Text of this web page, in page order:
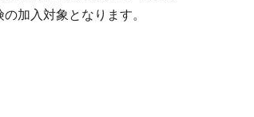
加入対象となります。